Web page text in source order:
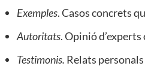
Exemples. Casos concrets
Autoritats. Opinió
Testimonis. Relats